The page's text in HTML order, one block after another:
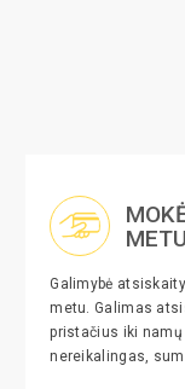
METU
Galimybė
metu. Galimas
pristačius iki
nereikalingas,